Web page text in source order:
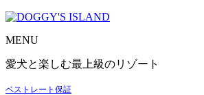
MENU
愛犬と楽しむ最上級のリゾート
ベストレート保証